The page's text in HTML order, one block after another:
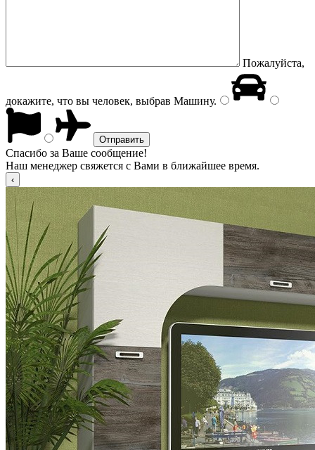
Пожалуйста,
докажите, что вы человек, выбрав Машину.
Спасибо за Ваше сообщение!
Наш менеджер свяжется с Вами в ближайшее время.